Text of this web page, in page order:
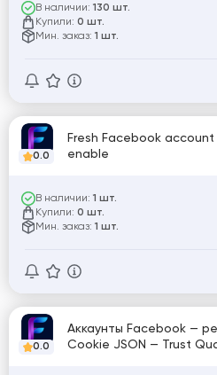
В наличии: 130 шт.
Купили: 0 шт.
Мин. заказ: 1 шт.
0.0
Fresh Facebook
enable
В наличии: 1 шт.
Купили: 0 шт.
Мин. заказ: 1 шт.
0.0
Аккаунты Facebook —
Cookie JSON — Trust